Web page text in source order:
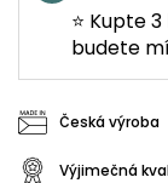
⭐ Kupte
budete
Česká výroba
Výjimečná